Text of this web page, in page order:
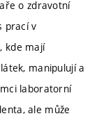
o zdravotní
prací v
kde mají
manipulují a
laboratorní
ale může